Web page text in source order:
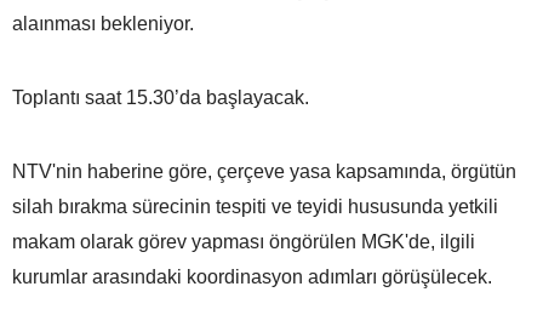
alaınması bekleniyor.
Toplantı saat 15.30’da başlayacak.
NTV'nin haberine göre, çerçeve yasa kapsamında, örgütün
silah bırakma sürecinin tespiti ve teyidi hususunda yetkili
makam olarak görev yapması öngörülen MGK'de, ilgili
kurumlar arasındaki koordinasyon adımları görüşülecek.